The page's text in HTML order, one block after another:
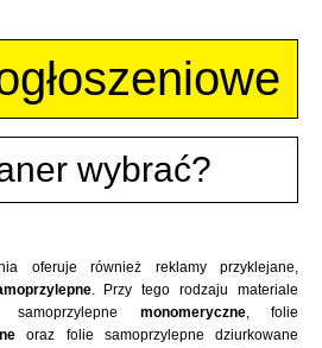
wybrać?
oferuje również reklamy przyklejane,
. Przy tego rodzaju materiale
samoprzylepne monomeryczne, folie
oraz folie samoprzylepne dziurkowane